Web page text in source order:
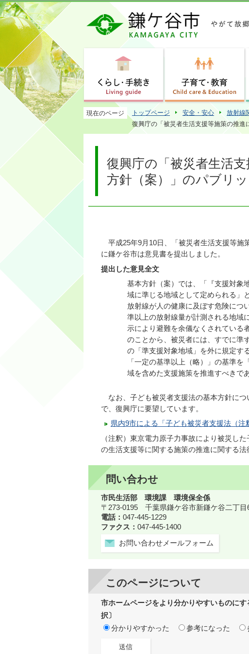
現在のページ トップページ 安全・安心 放射線
復興庁の「被災者生活支援等施策の推
復興庁の「被災者生活
方針（案）」のパブリ
平成25年9月10日、「被災者生活支援等施
に鎌ケ谷市は意見書を提出しました。
提出した意見全文
基本方針（案）では、「『支援対象
域に準じる地域として定められる」
放射線が人の健康に及ぼす危険につ
準以上の放射線量が計測される地域
示により避難を余儀なくされている
のことから、被災者には、すでに準
の「準支援対象地域」を外に規定す
「一定の基準以上（略）」の基準
域を含めた支援施策を推進すべきであ
なお、子ども被災者支援法の基本方針につ
で、復興庁に要望しています。
県内9市による「子ども被災者支援法（注
（注釈）東京電力原子力事故により被災し
の生活支援等に関する施策の推進に関する法
問い合わせ
市民生活部 環境課 環境保全係
〒273-0195 千葉県鎌ケ谷市新鎌ケ谷二丁
電話： 047-445-1229
ファクス： 047-445-1400
お問い合わせメールフォーム
このページについて
市ホームページをより分かりやすいものに
択〕
分かりやすかった
参考になった